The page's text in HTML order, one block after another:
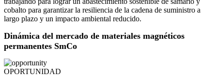
cobalto para garantizar la resiliencia de la cadena de suministro a
largo plazo y un impacto ambiental reducido.
Dinámica del mercado de materiales magnéticos
permanentes SmCo
OPORTUNIDAD